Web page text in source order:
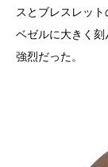
スとブレスレッ
ベゼルに大きく
強烈だった。